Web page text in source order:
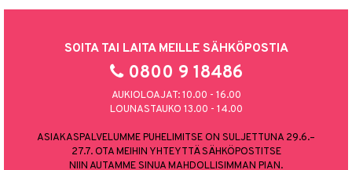
SOITA TAI LAITA MEILLE SÄHKÖPOSTIA
0800 9 18486
AUKIOLOAJAT: 10.00 - 16.00
LOUNASTAUKO 13.00 - 14.00
ASIAKASPALVELUMME PUHELIMITSE ON SULJETTUNA 29.6.–
27.7. OTA MEIHIN YHTEYTTÄ SÄHKÖPOSTITSE
NIIN AUTAMME SINUA MAHDOLLISIMMAN PIAN.